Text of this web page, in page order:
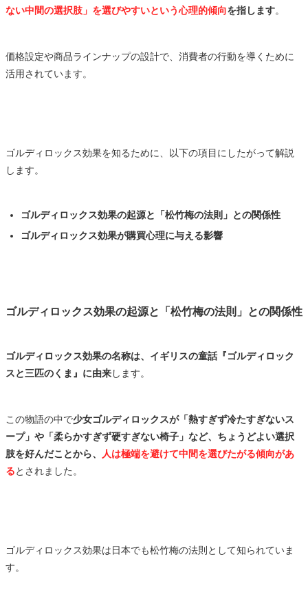
ない中間の選択肢」を選びやすいという心理的傾向を指します。
価格設定や商品ラインナップの設計で、消費者の行動を導くために
活用されています。
ゴルディロックス効果を知るために、以下の項目にしたがって解説
します。
ゴルディロックス効果の起源と「松竹梅の法則」との関係性
ゴルディロックス効果が購買心理に与える影響
ゴルディロックス効果の起源と「松竹梅の法則」との関係性
ゴルディロックス効果の名称は、イギリスの童話『ゴルディロック
スと三匹のくま』に由来します。
この物語の中で少女ゴルディロックスが「熱すぎず冷たすぎないス
ープ」や「柔らかすぎず硬すぎない椅子」など、ちょうどよい選択
肢を好んだことから、
人は極端を避けて中間を選びたがる傾向があ
るとされました。
ゴルディロックス効果は日本でも松竹梅の法則として知られていま
す。